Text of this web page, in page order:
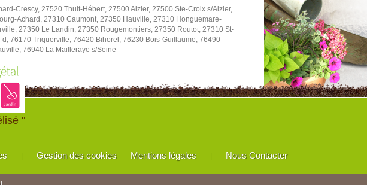
Crescy, 27520 Thuit-Hébert, 27500 Aizier, 27500 Ste-Croix s/Aizier,
Achard, 27310 Caumont, 27350 Hauville, 27310 Honguemare-
27350 Le Landin, 27350 Rougemontiers, 27350 Routot, 27310 St-
76170 Triquerville, 76420 Bihorel, 76230 Bois-Guillaume, 76490
76940 La Mailleraye s/Seine
"
Gestion des cookies Mentions légales Nous Contacter